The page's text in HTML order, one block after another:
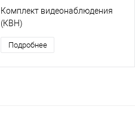
Комплект видеонаблюдения
(КВН)
Подробнее